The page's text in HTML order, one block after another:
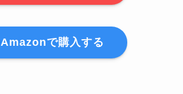
Amazonで購入する